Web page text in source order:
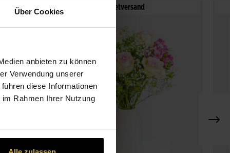
Über Cookies
anbieten zu können
Verwendung unserer
diese Informationen
Rahmen Ihrer Nutzung
Paketversand